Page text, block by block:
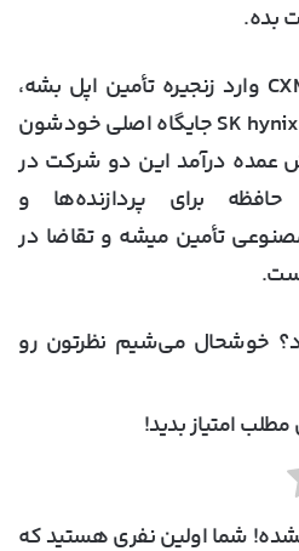
بده.
از طرف دیگه، حتی اگر CXMT وارد زنجیره تأمین اپل بشه،
انتظار نمی‌ره سامسونگ و SK hynix جایگاه اصلی خودشون
عمده درآمد این دو شرکت در
برای پردازنده‌ها و
تأمین میشه و تقاضا در
خوشحال می‌شیم نظرتون رو
امتیاز بدید!
شما اولین نفری هستید که